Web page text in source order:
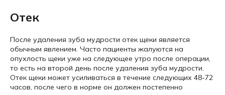
Отек
После удаления зуба мудрости отек щеки является
обычным явлением. Часто пациенты жалуются на
опухлость щеки уже на следующее утро после операции,
то есть на второй день после удаления зуба мудрости.
Отек щеки может усиливаться в течение следующих 48-72
часов, после чего в норме он должен постепенно